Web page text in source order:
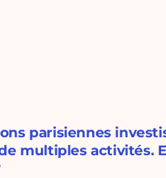
parisiennes
multiples activités.